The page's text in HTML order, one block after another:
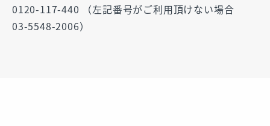
0120-117-440 （左記番号がご利用頂けない場合
03-5548-2006）